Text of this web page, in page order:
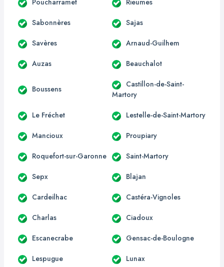
Sabonnères Sajas
Savères Arnaud-Guilhem
Auzas Beauchalot
Boussens
Castillon-de-Saint-
Martory
Le Fréchet Lestelle-de-Saint-Martory
Mancioux Proupiary
Roquefort-sur-Garonne Saint-Martory
Sepx Blajan
Cardeilhac Castéra-Vignoles
Charlas Ciadoux
Escanecrabe Gensac-de-Boulogne
Lespugue Lunax